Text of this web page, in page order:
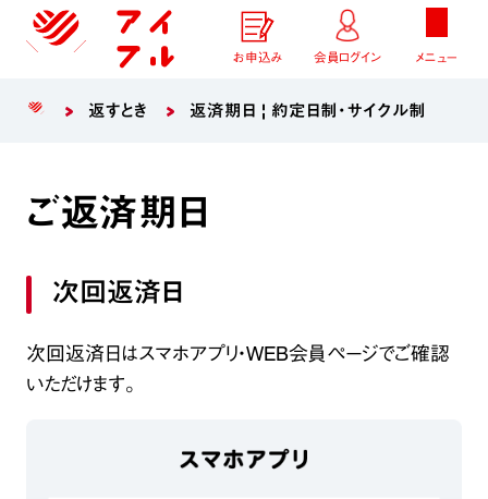
お申込み 会員ログイン メニュー
返すとき 返済期日 | 約定日制・サイクル制
ご返済期日
次回返済日
次回返済日はスマホアプリ・WEB会員ページでご確認
いただけます。